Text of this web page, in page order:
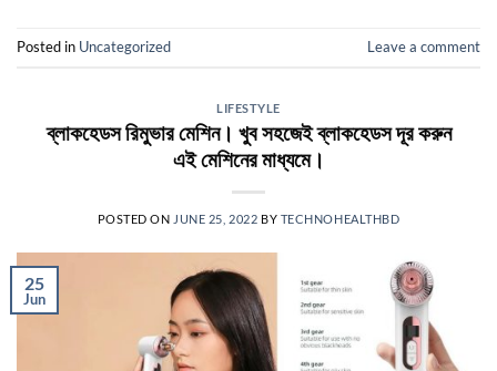
Posted in Uncategorized Leave a comment
LIFESTYLE
ব্লাকহেডস রিমুভার মেশিন। খুব সহজেই ব্লাকহেডস দূর করুন
এই মেশিনের মাধ্যমে।
POSTED ON JUNE 25, 2022 BY TECHNOHEALTHBD
25
Jun